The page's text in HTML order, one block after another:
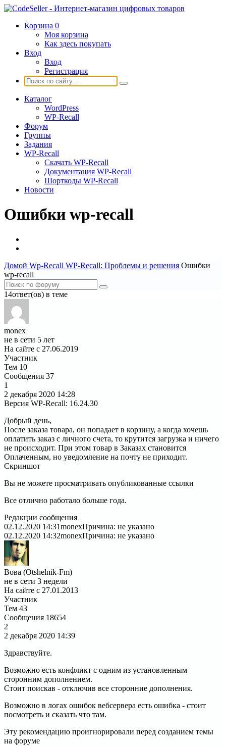
Корзина 0
Моя корзина
Как здесь покупать
Вход
Вход
Регистрация
Каталог
WordPress
WP-Recall
Форум
Группы
Задания
WP-Recall
Скачать WP-Recall
Документация WP-Recall
Шорткоды WP-Recall
Новости
Ошибки wp-recall
Домой Wp-Recall WP-Recall: Проблемы и решения Ошибки
wp-recall
14ответ(ов) в теме
monex
не в сети 5 лет
На сайте с 27.06.2019
Участник
Тем 10
Сообщения 37
1
2 декабря 2020 14:28
Версия WP-Recall: 16.24.30
Добрый день,
После заказа товара, он попадает в корзину, а когда хочешь
оплатить заказ с личного счета, то крутится загрузка и ничего
не происходит. При этом товар в Заказах становится
Оплаченным, но уведомление на почту не приходит.
Скриншот
Вы не можете просматривать опубликованные ссылки
Все отлично работало больше года.
Редакции сообщения
02.12.2020 14:31monexПричина: не указано
02.12.2020 14:32monexПричина: не указано
Вова (Otshelnik-Fm)
не в сети 3 недели
На сайте с 27.01.2013
Участник
Тем 43
Сообщения 18654
2
2 декабря 2020 14:39
Здравствуйте.
Возможно есть конфликт с одним из установленным
сторонним дополнением.
Стоит поискав - отключив все сторонние дополнения.
Возможно в логах ошибок вебсервера есть ошибка - стоит
посмотреть и сказать что там.
Эту рекомендацию проигнорировали перед созданием темы
на форуме